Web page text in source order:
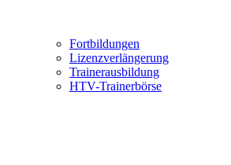
Fortbildungen
Lizenzverlängerung
Trainerausbildung
HTV-Trainerbörse